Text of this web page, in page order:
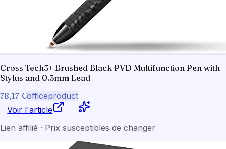
Cross Tech3+ Brushed Black PVD Multifunction Pen with
Stylus and 0.5mm Lead
78,17 €officeproduct
Voir l'article
Lien affilié · Prix susceptibles de changer